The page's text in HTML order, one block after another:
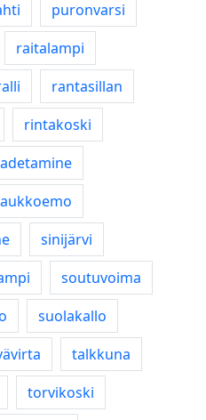
puronvarsi
raitalampi
rantasillan
rintakoski
sinijärvi
soutuvoima
suolakallo
talkkuna
torvikoski